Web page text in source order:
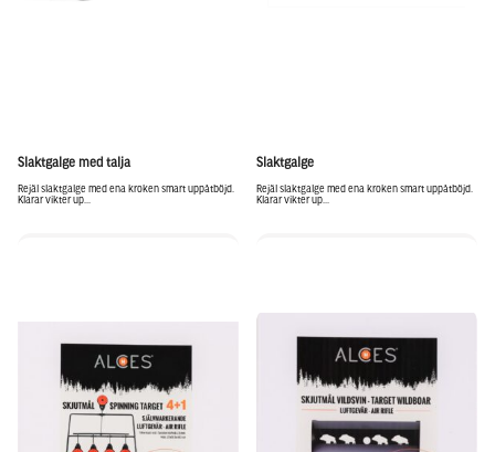
Slaktgalge med talja
Rejäl slaktgalge med ena kroken smart uppåtböjd.
Klarar vikter up...
Slaktgalge
Rejäl slaktgalge med ena kroken smart uppåtböjd.
Klarar vikter up...